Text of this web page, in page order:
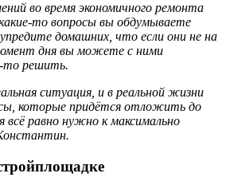
во время экономичного ремонта
какие-то вопросы вы обдумываете
домашних, что если они не на
дня вы можете с ними
то решить.
ситуация, и в реальной жизни
которые придётся отложить до
всё равно нужно к максимально